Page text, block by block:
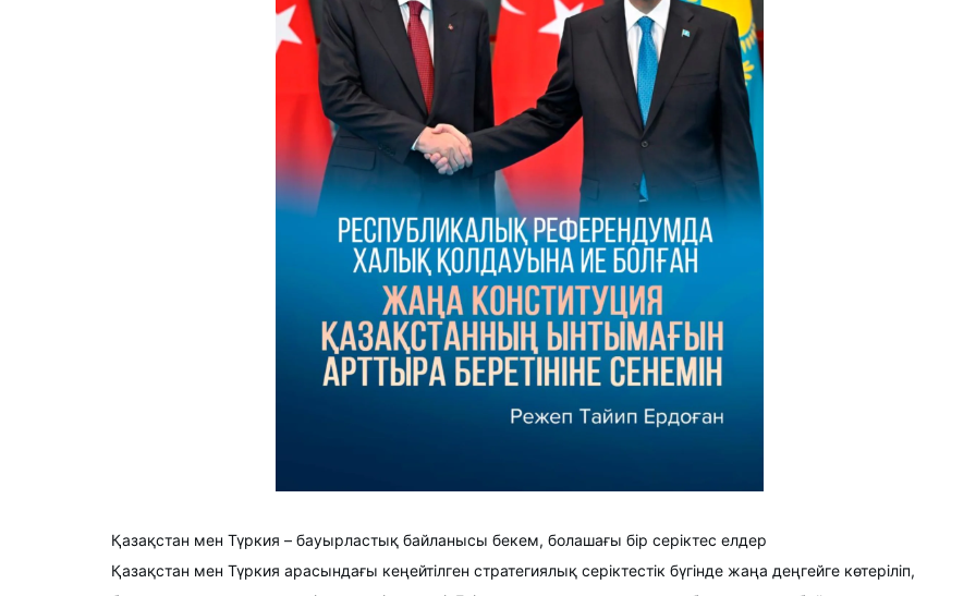
Қазақстан мен Түркия – бауырластық байланысы бекем, болашағы бір серіктес елдер
Қазақстан мен Түркия арасындағы кеңейтілген стратегиялық серіктестік бүгінде жаңа деңгейге көтеріліп,